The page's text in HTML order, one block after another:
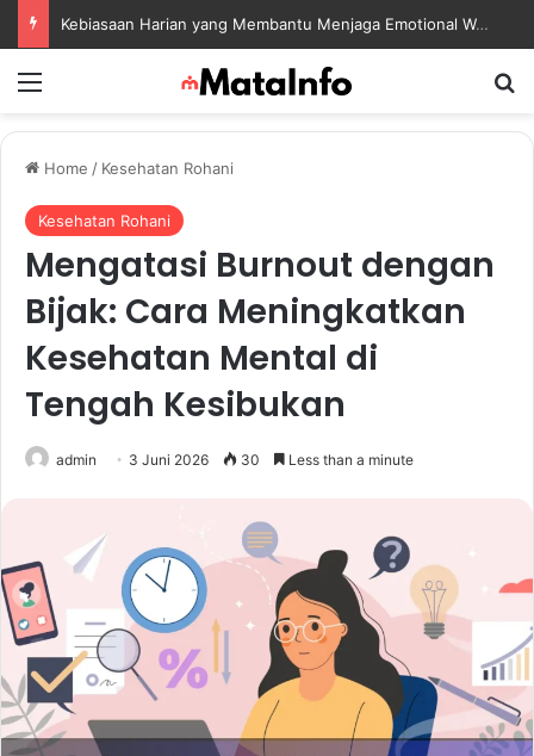
Kebiasaan Harian yang Membantu Menjaga Emotional Wellness dan Mengelola Perasaan Positif
Home / Kesehatan Rohani
Kesehatan Rohani
Mengatasi Burnout dengan
Bijak: Cara Meningkatkan
Kesehatan Mental di
Tengah Kesibukan
admin 3 Juni 2026 30 Less than a minute